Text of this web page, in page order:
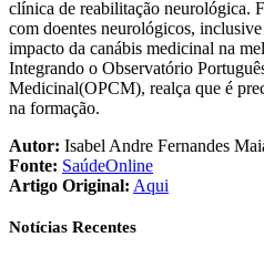
clínica de reabilitação neurológica.
com doentes neurológicos,
impacto da canábis medicinal na
Integrando o Observatório
Medicinal(OPCM), realça que é
na formação.
Autor: Isabel Andre Fernandes
Fonte: SaúdeOnline
Artigo Original: Aqui
Notícias Recentes